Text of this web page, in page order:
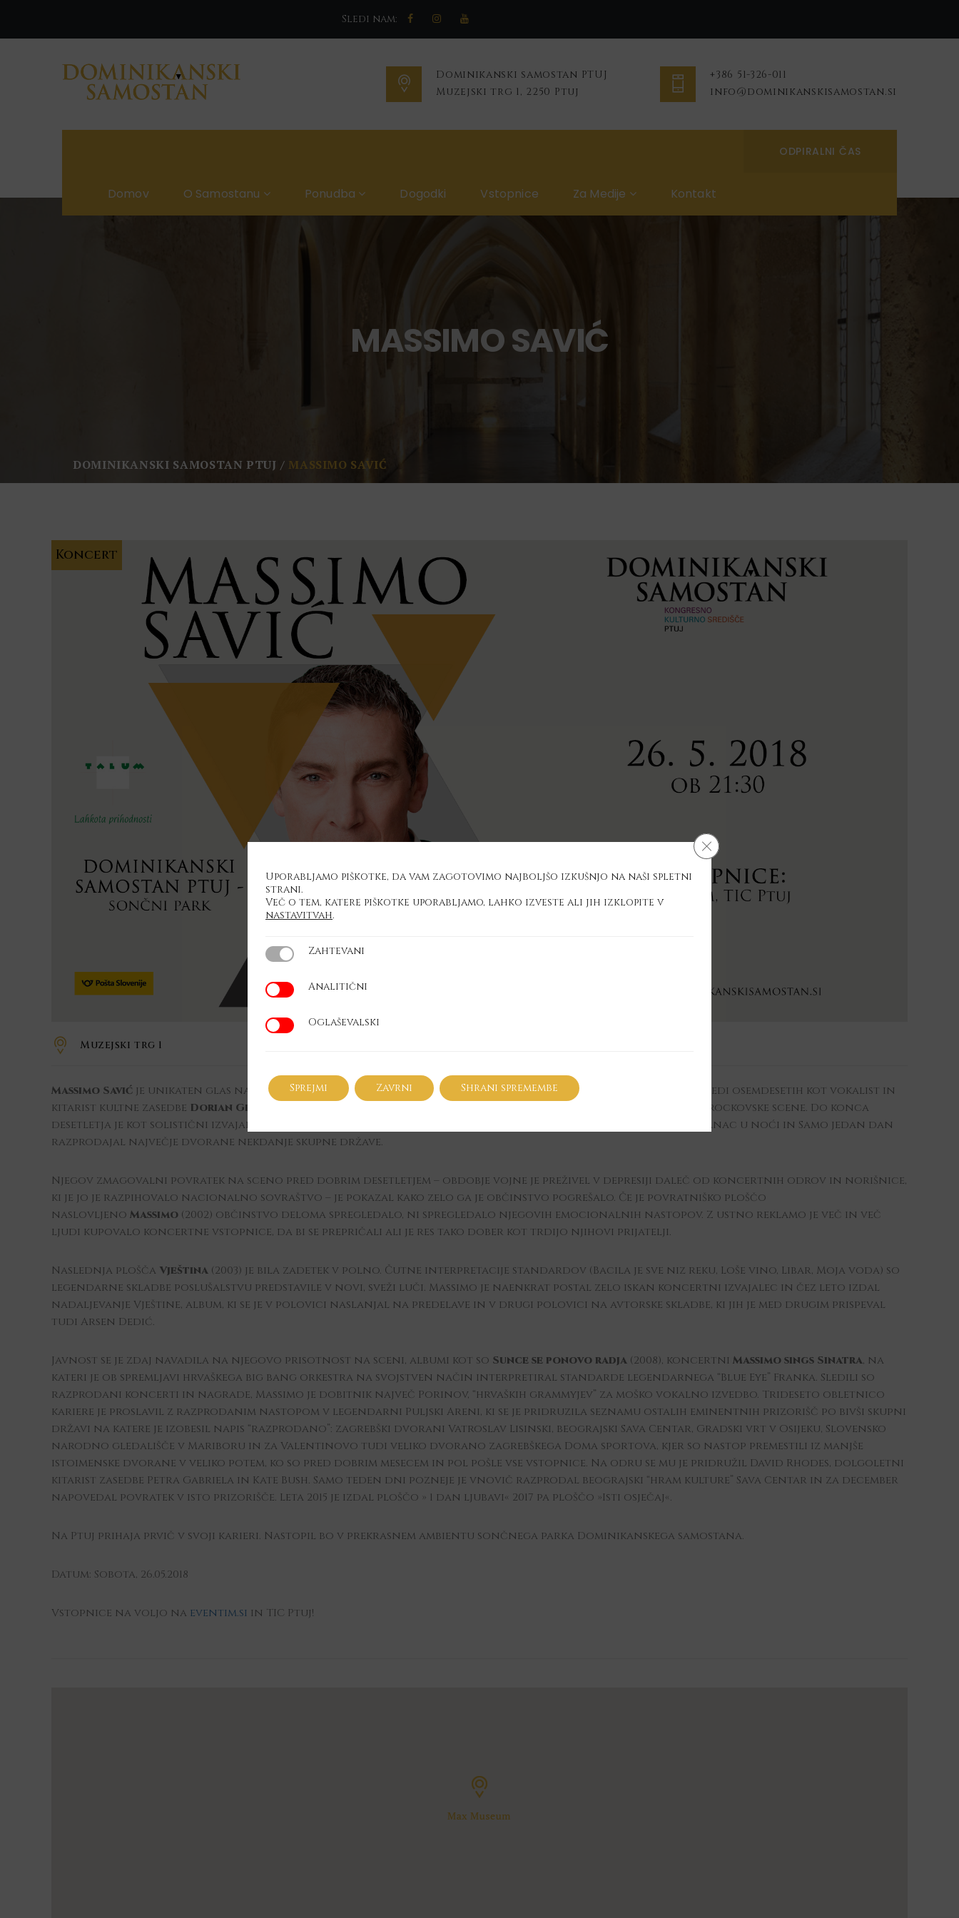
Sledi nam:
Dominikanski samostan PTUJ
Muzejski trg 1, 2250 Ptuj
+386 51-326-011
info@dominikanskisamostan.si
ODPIRALNI ČAS
Domov O Samostanu Ponudba Dogodki Vstopnice Za Medije Kontakt
MASSIMO SAVIĆ
DOMINIKANSKI SAMOSTAN PTUJ MASSIMO SAVIĆ
Koncert
Muzejski trg 1
Massimo Savić je unikaten glas na sceni že več kot trideset let. Prvič eksplodiral v stratosfero popularnosti sredi osemdesetih kot vokalist in
kitarist kultne zasedbe Dorian Gray
je ena najmarkantnejših hitov jugoslovanske rockovske scene. Do konca
desetletja je kot solistični izvajalec postal najpopularnejši hrvaški izvajalec, ki je na krilih uspešnic kot so Stranac u noći in Samo jedan dan
razprodajal največje dvorane nekdanje skupne države.
Njegov zmagovalni povratek na sceno pred dobrim desetletjem – obdobje vojne je preživel v depresiji daleč od koncertnih odrov in norišnice,
ki je jo je razpihovalo nacionalno sovraštvo – je pokazal kako zelo ga je občinstvo pogrešalo. Če je povratniško ploščo
naslovljeno Massimo (2002) občinstvo deloma spregledalo, ni spregledalo njegovih emocionalnih nastopov. Z ustno reklamo je več in več
ljudi kupovalo koncertne vstopnice, da bi se prepričali ali je res tako dober kot trdijo njihovi prijatelji.
Naslednja plošča Vještina (2003) je bila zadetek v polno. Čutne interpretacije standardov (Bacila je sve niz reku, Loše vino, Libar, Moja voda) so
legendarne skladbe poslušalstvu predstavile v novi, sveži luči. Massimo je naenkrat postal zelo iskan koncertni izvajalec in čez leto izdal
nadaljevanje Vještine, album, ki se je v polovici naslanjal na predelave in v drugi polovici na avtorske skladbe, ki jih je med drugim prispeval
tudi Arsen Dedić.
Javnost se je zdaj navadila na njegovo prisotnost na sceni, albumi kot so Sunce se ponovo radja (2008), koncertni Massimo sings Sinatra, na
kateri je ob spremljavi hrvaškega big bang orkestra na svojstven način interpretiral standarde legendarnega “Blue Eye” Franka. Sledili so
razprodani koncerti in nagrade, Massimo je dobitnik največ Porinov, “hrvaških grammyjev” za moško vokalno izvedbo. Trideseto obletnico
kariere je proslavil z razprodanim nastopom v legendarni Puljski Areni, ki se je pridruzila seznamu ostalih eminentnih prizorišč po bivši skupni
državi na katere je izobesil napis “razprodano”: zagrebški dvorani Vatroslav Lisinski, beograjski Sava Centar, Gradski vrt v Osijeku, Slovensko
narodno gledališče v Mariboru in za Valentinovo tudi veliko dvorano zagrebškega Doma sportova, kjer so nastop premestili iz manjše
istoimenske dvorane v veliko potem, ko so pred dobrim mesecem in pol pošle vse vstopnice. Na odru se mu je pridružil David Rhodes, dolgoletni
kitarist zasedbe Petra Gabriela in Kate Bush. Samo teden dni pozneje je vnovič razprodal beograjski “hram kulture” Sava Centar in za december
napovedal povratek v isto prizorišče. Leta 2015 je izdal ploščo » 1 dan ljubavi« 2017 pa ploščo »Isti osječaj«.
Na Ptuj prihaja prvič v svoji karieri. Nastopil bo v prekrasnem ambientu sončnega parka Dominikanskega samostana.
Datum: Sobota, 26.05.2018
Vstopnice na voljo na eventim.si in TIC Ptuj!
Uporabljamo piškotke, da vam zagotovimo najboljšo izkušnjo na naši spletni
strani.
Več o tem, katere piškotke uporabljamo, lahko izveste ali jih izklopite v
nastavitvah.
Close GDPR Cookie Banner
ZahtevaniZahtevani
AnalitičniAnalitični
OglaševalskiOglaševalski
Sprejmi Zavrni Shrani spremembe